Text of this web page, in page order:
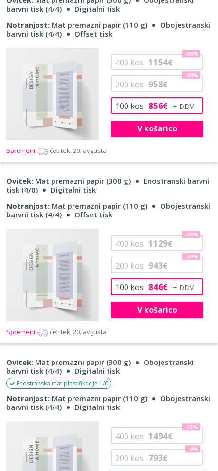
barvni tisk (4/4)
Digitalni tisk
Notranjost: Mat premazni papir (110 g)
Obojestranski
barvni tisk (4/4)
Offset tisk
100 kos 856€
200 kos 958€
-44%
400 kos 1154€
-66%
V košarico
Spremeni četrtek, 20. avgusta
Ovitek: Mat premazni papir (300 g)
Enostranski barvni
tisk (4/0)
Digitalni tisk
Notranjost: Mat premazni papir (110 g)
Obojestranski
barvni tisk (4/4)
Offset tisk
100 kos 846€
200 kos 943€
-44%
400 kos 1129€
-66%
V košarico
Spremeni četrtek, 20. avgusta
Ovitek: Mat premazni papir (300 g)
Obojestranski
barvni tisk (4/4)
Digitalni tisk
Enostranska mat plastifikacija 1/0
Notranjost: Mat premazni papir (110 g)
Obojestranski
barvni tisk (4/4)
Digitalni tisk
200 kos 793€
-9%
400 kos 1494€
-15%